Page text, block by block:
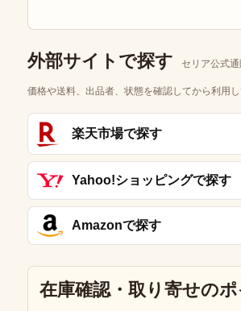
外部サイトで探す セリア公式通
価格や送料、出品者、状態を確認してから利用し
楽天市場で探す
Yahoo!ショッピングで探す
Amazonで探す
在庫確認・取り寄せのポ